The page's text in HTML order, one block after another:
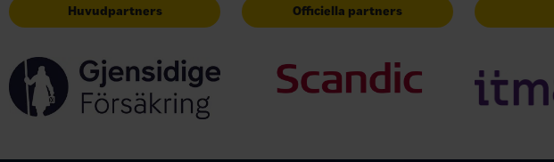
Huvudpartners Officiella partners